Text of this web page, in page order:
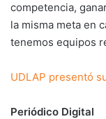
competencia,
la misma meta en
tenemos equipos
UDLAP presentó
Periódico Digital